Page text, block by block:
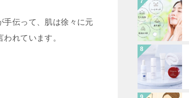
手伝って、肌は徐々に元
れています。